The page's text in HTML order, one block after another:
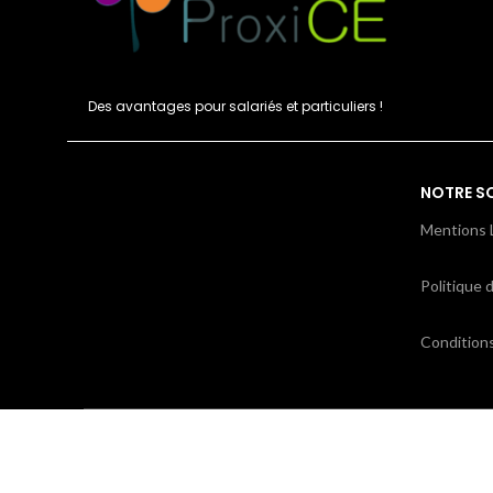
Des avantages pour salariés et particuliers !
NOTRE
Mentions
Politique